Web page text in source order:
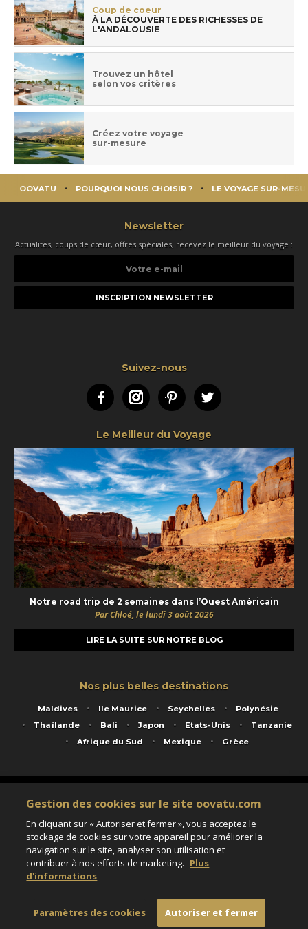
Coup de coeur
À LA DÉCOUVERTE DES RICHESSES DE
L'ANDALOUSIE
Trouvez un hôtel
selon vos critères
Créez votre voyage
sur-mesure
OOVATU POURQUOI NOUS CHOISIR ? LE VOYAGE SUR-
Newsletter
Actualités, coups de cœur, offres spéciales, recevez le meilleur du voyage :
e-
Suivez-nous
FacebookInstagramPinterestTwitter
Le Meilleur du Voyage
Notre road trip de 2 semaines dans l’Ouest Américain
Par Chloé, le lundi 3 août 2026
LIRE LA SUITE SUR NOTRE BLOG
Nos plus belles destinations
Maldives Ile Maurice Seychelles
Polynésie
Thaïlande
Bali Japon Etats-Unis
Tanzanie
Afrique du Sud
Mexique Grèce
Service animé par Nautil Voyages - 22 rue Georges Picquart 75017 Paris - S.A.S
au capital de 155 696 euros - RCS Paris B 423 671 973 - Code APE 7911Z
Matricule Atout France IM075100020 - Garantie financière Groupama - Agrément IATA
Assurance responsabilité civile et professionnelle HISCOX RCP0081066
Paramètres des cookies
Gestion des cookies sur le site oovatu.com
En cliquant sur « Autoriser et fermer », vous acceptez le
stockage de cookies sur votre appareil pour améliorer la
navigation sur le site, analyser son utilisation et
contribuer à nos efforts de marketing. Plus
d'informations
Paramètres des cookies Autoriser et fermer